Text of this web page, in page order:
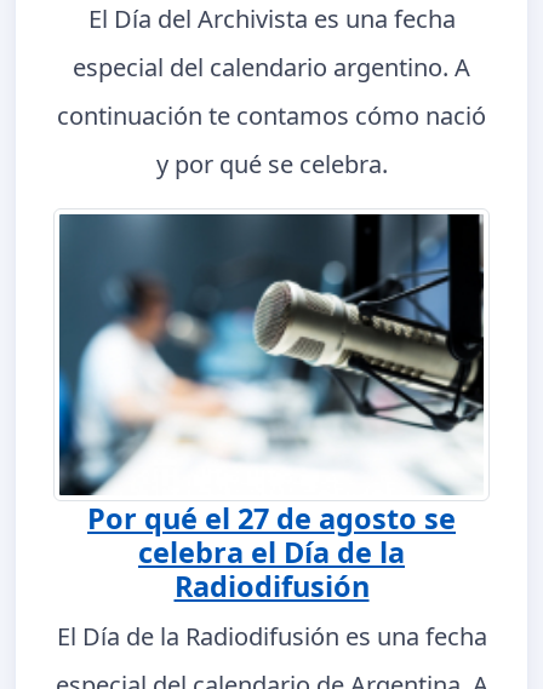
El Día del Archivista es una fecha
especial del calendario argentino. A
continuación te contamos cómo nació
y por qué se celebra.
Por qué el 27 de agosto se
celebra el Día de la
Radiodifusión
El Día de la Radiodifusión es una fecha